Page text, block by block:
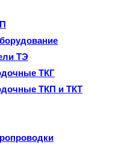
ТЭ
ТКГ
ТКП и ТКТ